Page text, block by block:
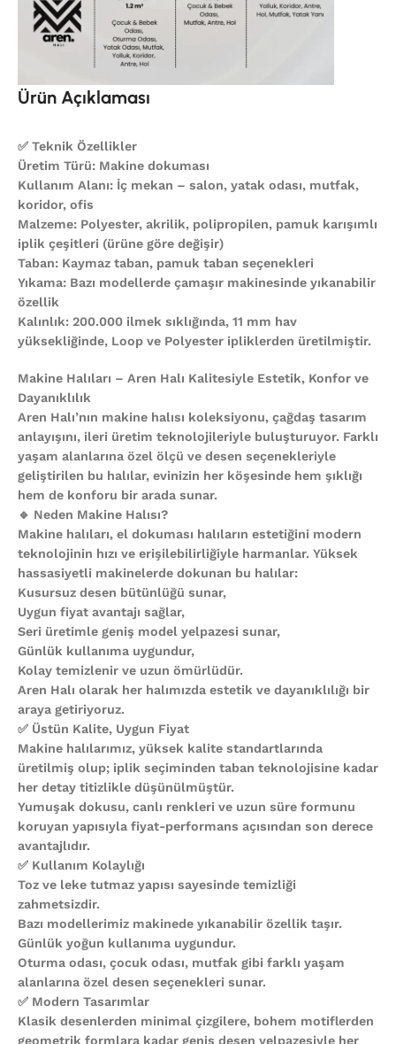
Ürün Açıklaması
✅ Teknik Özellikler
Üretim Türü: Makine dokuması
Kullanım Alanı: İç mekan – salon, yatak odası, mutfak,
koridor, ofis
Malzeme: Polyester, akrilik, polipropilen, pamuk karışımlı
iplik çeşitleri (ürüne göre değişir)
Taban: Kaymaz taban, pamuk taban seçenekleri
Yıkama: Bazı modellerde çamaşır makinesinde yıkanabilir
özellik
Kalınlık: 200.000 ilmek sıklığında, 11 mm hav
yüksekliğinde, Loop ve Polyester ipliklerden üretilmiştir.
Makine Halıları – Aren Halı Kalitesiyle Estetik, Konfor ve
Dayanıklılık
Aren Halı’nın makine halısı koleksiyonu, çağdaş tasarım
anlayışını, ileri üretim teknolojileriyle buluşturuyor. Farklı
yaşam alanlarına özel ölçü ve desen seçenekleriyle
geliştirilen bu halılar, evinizin her köşesinde hem şıklığı
hem de konforu bir arada sunar.
🔹 Neden Makine Halısı?
Makine halıları, el dokuması halıların estetiğini modern
teknolojinin hızı ve erişilebilirliğiyle harmanlar. Yüksek
hassasiyetli makinelerde dokunan bu halılar:
Kusursuz desen bütünlüğü sunar,
Uygun fiyat avantajı sağlar,
Seri üretimle geniş model yelpazesi sunar,
Günlük kullanıma uygundur,
Kolay temizlenir ve uzun ömürlüdür.
Aren Halı olarak her halımızda estetik ve dayanıklılığı bir
araya getiriyoruz.
✅ Üstün Kalite, Uygun Fiyat
Makine halılarımız, yüksek kalite standartlarında
üretilmiş olup; iplik seçiminden taban teknolojisine kadar
her detay titizlikle düşünülmüştür.
Yumuşak dokusu, canlı renkleri ve uzun süre formunu
koruyan yapısıyla fiyat-performans açısından son derece
avantajlıdır.
✅ Kullanım Kolaylığı
Toz ve leke tutmaz yapısı sayesinde temizliği
zahmetsizdir.
Bazı modellerimiz makinede yıkanabilir özellik taşır.
Günlük yoğun kullanıma uygundur.
Oturma odası, çocuk odası, mutfak gibi farklı yaşam
alanlarına özel desen seçenekleri sunar.
✅ Modern Tasarımlar
Klasik desenlerden minimal çizgilere, bohem motiflerden
geometrik formlara kadar geniş desen yelpazesiyle her